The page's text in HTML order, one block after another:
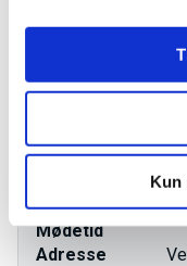
Kun
Mødetid
Adresse
Varighed